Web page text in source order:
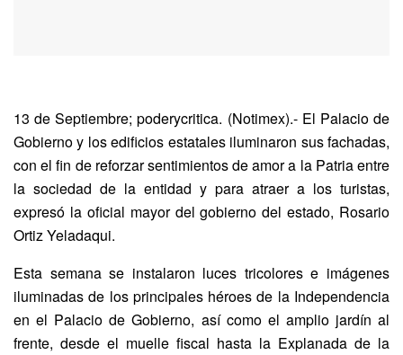
13 de Septiembre; poderycritica. (Notimex).- El Palacio de
Gobierno y los edificios estatales iluminaron sus fachadas,
con el fin de reforzar sentimientos de amor a la Patria entre
la sociedad de la entidad y para atraer a los turistas,
expresó la oficial mayor del gobierno del estado, Rosario
Ortiz Yeladaqui.
Esta semana se instalaron luces tricolores e imágenes
iluminadas de los principales héroes de la Independencia
en el Palacio de Gobierno, así como el amplio jardín al
frente, desde el muelle fiscal hasta la Explanada de la